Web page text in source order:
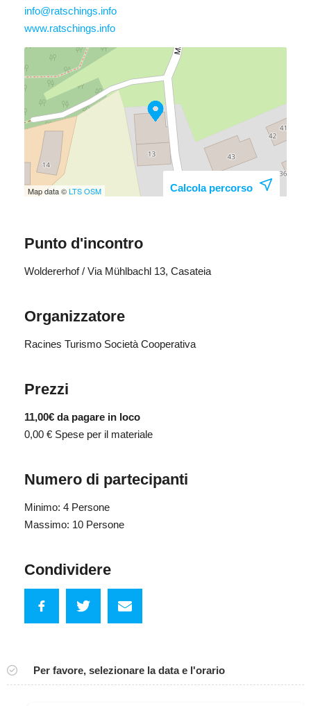
info@ratschings.info
www.ratschings.info
Map data ©LTSOSM Calcola percorso
Punto d'incontro
Woldererhof / Via Mühlbachl 13, Casateia
Organizzatore
Racines Turismo Società Cooperativa
Prezzi
11,00€ da pagare in loco
0,00 € Spese per il materiale
Numero di partecipanti
Minimo: 4 Persone
Massimo: 10 Persone
Condividere